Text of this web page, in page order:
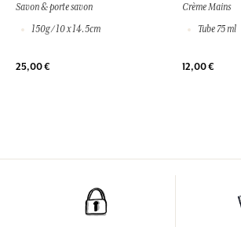
Savon & porte savon
150g / 10 x 14.5cm
25,00 €
Crème Mains
Tube 75 ml
12,00 €